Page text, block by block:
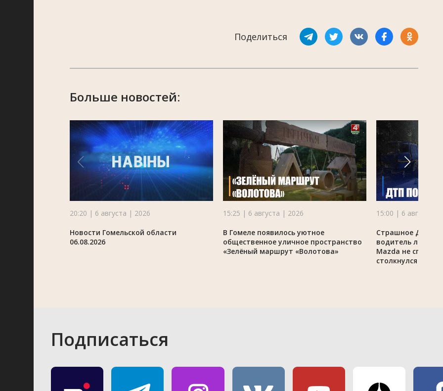
Поделиться
Больше новостей:
20:20 | 6 августа | 2026
Новости Гомельской области
06.08.2026
15:25 | 6 августа | 2026
В Гомеле появилось уютное
общественное уличное пространство
«Зелёный маршрут «Волотова»
15:00 | 6 августа |
Страшное ДТП
водитель
Mazda не
столкнулся с
Подписаться